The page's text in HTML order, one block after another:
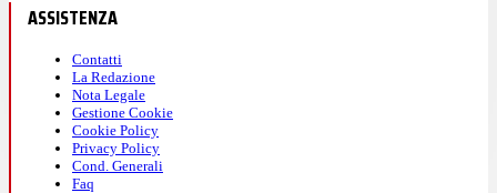
ASSISTENZA
Contatti
La Redazione
Nota Legale
Gestione Cookie
Cookie Policy
Privacy Policy
Cond. Generali
Faq